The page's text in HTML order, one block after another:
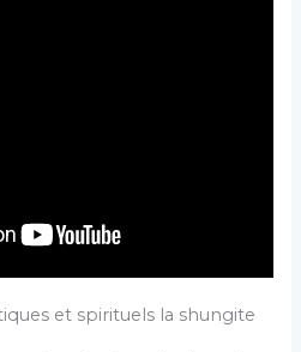
et spirituels la shungite